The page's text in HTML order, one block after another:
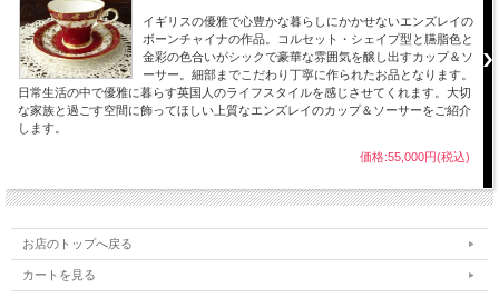
【サイズ】※約となります。
カップ
口径：約8.2cm
高さ：約6.7cm
ソーサー
直径：約14.2cm
ヒビ、欠けなどもなく100年近くたつヴィンテージ品としては美品です。
いてはヴィンテージの味わいとしてご了承願います。また、製作時のくっつき、小
さな穴、色の付着等がある場合がございますのでこちらも古いものをご理解いただ
きご了承のほどお願いします。
イギリスの優雅で心豊かな暮らしにかかせないエンズレイの
ボーンチャイナの作品。コルセット・シェイプ型と臙脂色と
金彩の色合いがシックで豪華な雰囲気を醸し出すカップ＆ソ
ーサー。細部までこだわり丁寧に作られたお品となります。
日常生活の中で優雅に暮らす英国人のライフスタイルを感じさせてくれます。大切
な家族と過ごす空間に飾ってほしい上質なエンズレイのカップ＆ソーサーをご紹介
します。
価格:55,000円(税込)
お店のトップへ戻る
カートを見る